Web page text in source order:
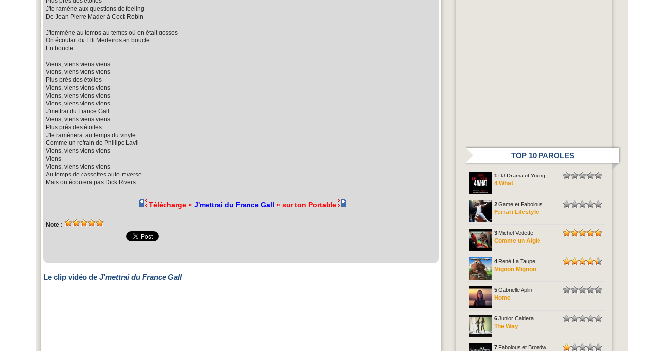
J'te ramène aux questions de feeling
De Jean Pierre Mader à Cock Robin
J'temmène au temps au temps où on était gosses
On écoutait du Elli Medeiros en boucle
En boucle
Viens, viens viens viens
Viens, viens viens viens
Plus près des étoiles
Viens, viens viens viens
Viens, viens viens viens
Viens, viens viens viens
J'mettrai du France Gall
Viens, viens viens viens
Plus près des étoiles
J'te ramènerai au temps du vinyle
Comme un refrain de Phillipe Lavil
Viens, viens viens viens
Viens
Viens, viens viens viens
Au temps de cassettes auto-reverse
Mais on écoutera pas Dick Rivers
Télécharge « J'mettrai du France Gall » sur ton Portable
Note :
Le clip vidéo de J'mettrai du France Gall
TOP 10 PAROLES
1 DJ Drama et Young ...
4 What
2 Game et Fabolous
Ferrari Lifestyle
3 Michel Vedette
Comme un Aigle
4 René La Taupe
Mignon Mignon
5 Gabrielle Aplin
Home
6 Junior Caldera
The Way
7 Fabolous et Broadw...